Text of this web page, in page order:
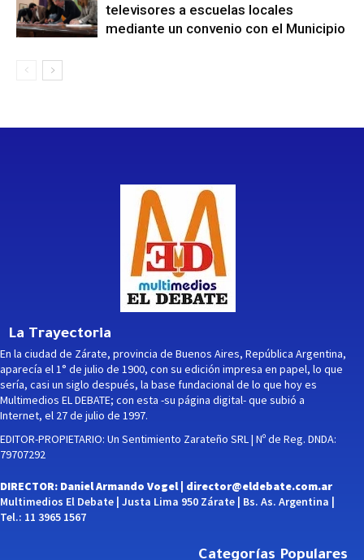
televisores a escuelas locales
mediante un convenio con el Municipio
La Trayectoria
En la ciudad de Zárate, provincia de Buenos Aires, República Argentina,
aparecía el 1° de julio de 1900, con su edición impresa en papel, lo que
sería, casi un siglo después, la base fundacional de lo que hoy es
Multimedios EL DEBATE; con esta -su página digital- que subió a
Internet, el 27 de julio de 1997.
EDITOR-PROPIETARIO: Un Sentimiento Zarateño SRL | Nº de Reg. DNDA:
79707292
DIRECTOR: Daniel Armando Vogel | director@eldebate.com.ar
Multimedios El Debate | Justa Lima 950 Zárate | Bs. As. Argentina |
Tel.: 11 3965 1567
Categorías Populares